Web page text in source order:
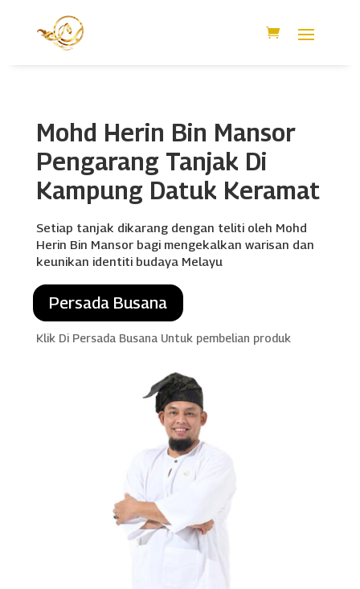
Mohd Herin Bin Mansor
Pengarang Tanjak Di
Kampung Datuk Keramat
Setiap tanjak dikarang dengan teliti oleh Mohd
Herin Bin Mansor bagi mengekalkan warisan dan
keunikan identiti budaya Melayu
Persada Busana
Klik Di Persada Busana Untuk pembelian produk